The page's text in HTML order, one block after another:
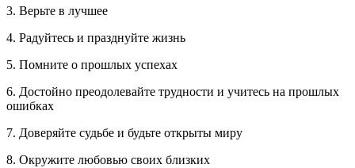
3. Верьте в лучшее
4. Радуйтесь и празднуйте жизнь
5. Помните о прошлых успехах
6. Достойно преодолевайте трудности и учитесь на прошлых
ошибках
7. Доверяйте судьбе и будьте открыты миру
8. Окружите любовью своих близких